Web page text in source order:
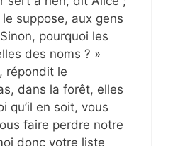
le suppose, aux gens
pourquoi les
des noms ? »
répondit le
dans la forêt, elles
qu’il en soit, vous
faire perdre notre
donc votre liste